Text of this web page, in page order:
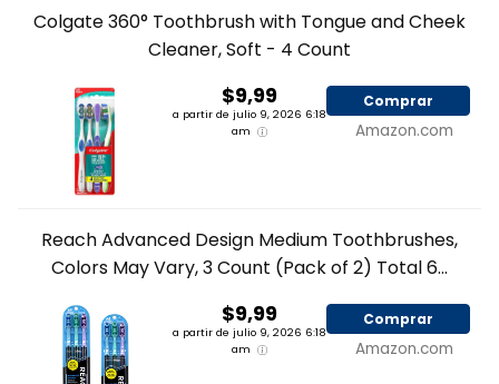
Colgate 360° Toothbrush with Tongue and Cheek
Cleaner, Soft - 4 Count
$9,99
a partir de julio 9, 2026 6:18
am
Comprar
Amazon.com
Reach Advanced Design Medium Toothbrushes,
Colors May Vary, 3 Count (Pack of 2) Total 6...
$9,99
a partir de julio 9, 2026 6:18
am
Comprar
Amazon.com